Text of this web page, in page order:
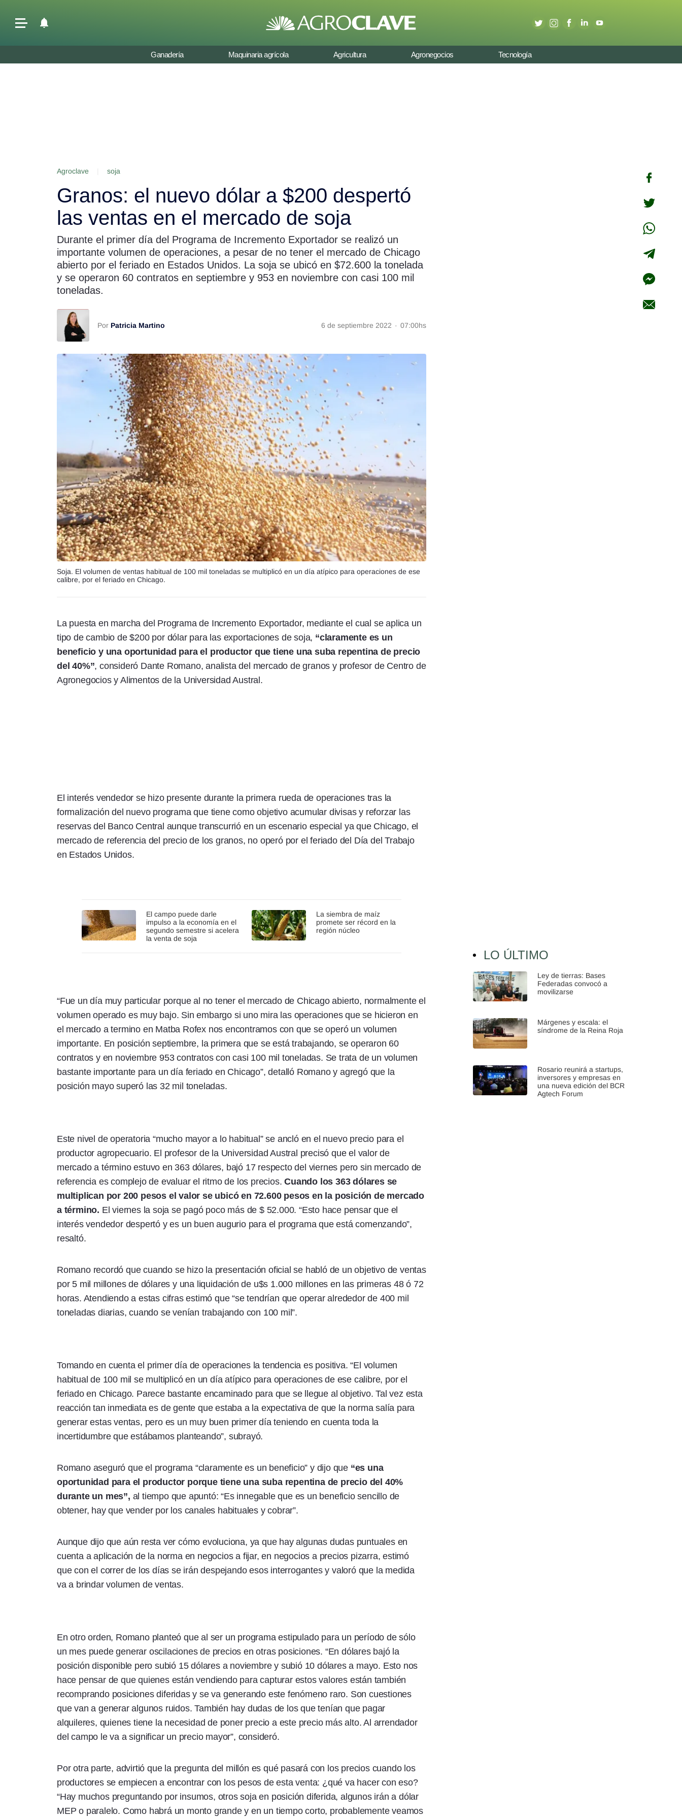
Ganadería Maquinaria agrícola Agricultura Agronegocios Tecnología
Agroclave soja
Granos: el nuevo dólar a $200 despertó
las ventas en el mercado de soja
Durante el primer día del Programa de Incremento Exportador se realizó un
importante volumen de operaciones, a pesar de no tener el mercado de Chicago
abierto por el feriado en Estados Unidos. La soja se ubicó en $72.600 la tonelada
y se operaron 60 contratos en septiembre y 953 en noviembre con casi 100 mil
toneladas.
Por Patricia Martino 6 de septiembre 2022 · 07:00hs
Soja. El volumen de ventas habitual de 100 mil toneladas se multiplicó en un día atípico para operaciones de ese
calibre, por el feriado en Chicago.
La puesta en marcha del Programa de Incremento Exportador, mediante el cual se aplica un
tipo de cambio de $200 por dólar para las exportaciones de soja, “claramente es un
beneficio y una oportunidad para el productor que tiene una suba repentina de precio
del 40%”, consideró Dante Romano, analista del mercado de granos y profesor de Centro de
Agronegocios y Alimentos de la Universidad Austral.
El interés vendedor se hizo presente durante la primera rueda de operaciones tras la
formalización del nuevo programa que tiene como objetivo acumular divisas y reforzar las
reservas del Banco Central aunque transcurrió en un escenario especial ya que Chicago, el
mercado de referencia del precio de los granos, no operó por el feriado del Día del Trabajo
en Estados Unidos.
El campo puede darle
impulso a la economía en el
segundo semestre si acelera
la venta de soja
La siembra de maíz
promete ser récord en la
región núcleo
“Fue un día muy particular porque al no tener el mercado de Chicago abierto, normalmente el
volumen operado es muy bajo. Sin embargo si uno mira las operaciones que se hicieron en
el mercado a termino en Matba Rofex nos encontramos con que se operó un volumen
importante. En posición septiembre, la primera que se está trabajando, se operaron 60
contratos y en noviembre 953 contratos con casi 100 mil toneladas. Se trata de un volumen
bastante importante para un día feriado en Chicago”, detalló Romano y agregó que la
posición mayo superó las 32 mil toneladas.
Este nivel de operatoria “mucho mayor a lo habitual” se ancló en el nuevo precio para el
productor agropecuario. El profesor de la Universidad Austral precisó que el valor de
mercado a término estuvo en 363 dólares, bajó 17 respecto del viernes pero sin mercado de
referencia es complejo de evaluar el ritmo de los precios. Cuando los 363 dólares se
multiplican por 200 pesos el valor se ubicó en 72.600 pesos en la posición de mercado
a término. El viernes la soja se pagó poco más de $ 52.000. “Esto hace pensar que el
interés vendedor despertó y es un buen augurio para el programa que está comenzando”,
resaltó.
Romano recordó que cuando se hizo la presentación oficial se habló de un objetivo de ventas
por 5 mil millones de dólares y una liquidación de u$s 1.000 millones en las primeras 48 ó 72
horas. Atendiendo a estas cifras estimó que “se tendrían que operar alrededor de 400 mil
toneladas diarias, cuando se venían trabajando con 100 mil”.
Tomando en cuenta el primer día de operaciones la tendencia es positiva. “El volumen
habitual de 100 mil se multiplicó en un día atípico para operaciones de ese calibre, por el
feriado en Chicago. Parece bastante encaminado para que se llegue al objetivo. Tal vez esta
reacción tan inmediata es de gente que estaba a la expectativa de que la norma salía para
generar estas ventas, pero es un muy buen primer día teniendo en cuenta toda la
incertidumbre que estábamos planteando”, subrayó.
Romano aseguró que el programa “claramente es un beneficio” y dijo que “es una
oportunidad para el productor porque tiene una suba repentina de precio del 40%
durante un mes”, al tiempo que apuntó: “Es innegable que es un beneficio sencillo de
obtener, hay que vender por los canales habituales y cobrar”.
Aunque dijo que aún resta ver cómo evoluciona, ya que hay algunas dudas puntuales en
cuenta a aplicación de la norma en negocios a fijar, en negocios a precios pizarra, estimó
que con el correr de los días se irán despejando esos interrogantes y valoró que la medida
va a brindar volumen de ventas.
En otro orden, Romano planteó que al ser un programa estipulado para un período de sólo
un mes puede generar oscilaciones de precios en otras posiciones. “En dólares bajó la
posición disponible pero subió 15 dólares a noviembre y subió 10 dólares a mayo. Esto nos
hace pensar de que quienes están vendiendo para capturar estos valores están también
recomprando posiciones diferidas y se va generando este fenómeno raro. Son cuestiones
que van a generar algunos ruidos. También hay dudas de los que tenían que pagar
alquileres, quienes tiene la necesidad de poner precio a este precio más alto. Al arrendador
del campo le va a significar un precio mayor”, consideró.
Por otra parte, advirtió que la pregunta del millón es qué pasará con los precios cuando los
productores se empiecen a encontrar con los pesos de esta venta: ¿qué va hacer con eso?
“Hay muchos preguntando por insumos, otros soja en posición diferida, algunos irán a dólar
MEP o paralelo. Como habrá un monto grande y en un tiempo corto, probablemente veamos
LO ÚLTIMO
Ley de tierras: Bases
Federadas convocó a
movilizarse
Márgenes y escala: el
síndrome de la Reina Roja
Rosario reunirá a startups,
inversores y empresas en
una nueva edición del BCR
Agtech Forum